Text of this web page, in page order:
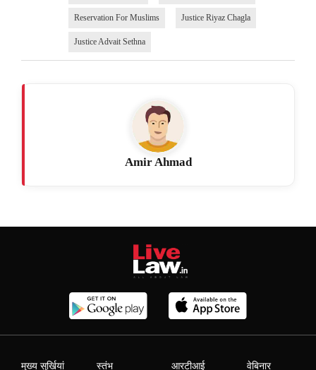
Reservation For Muslims Justice Riyaz Chagla
Justice Advait Sethna
Amir Ahmad
मुख्य सुर्खियां स्तंभ आरटीआई वेबिनार